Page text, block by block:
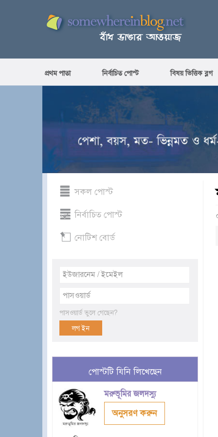
প্রথম পাতা নির্বাচিত পোস্ট বিষয় ভিত্তিক ব্লগ
সকল পোস্ট
নির্বাচিত পোস্ট
নোটিশ বোর্ড
পাসওয়ার্ড ভুলে গেছেন?
পোস্টটি যিনি লিখেছেন
মরুভূমির জলদস্যু
অনুসরণ করুন